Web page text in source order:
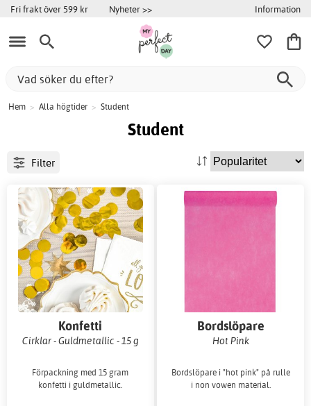
Fri frakt över 599 kr Nyheter >> Information
Hem > Alla högtider > Student
Student
Filter
Konfetti
Cirklar - Guldmetallic - 15 g
Förpackning med 15 gram
konfetti i guldmetallic.
Bordslöpare
Hot Pink
Bordslöpare i "hot pink" på rulle
i non vowen material.